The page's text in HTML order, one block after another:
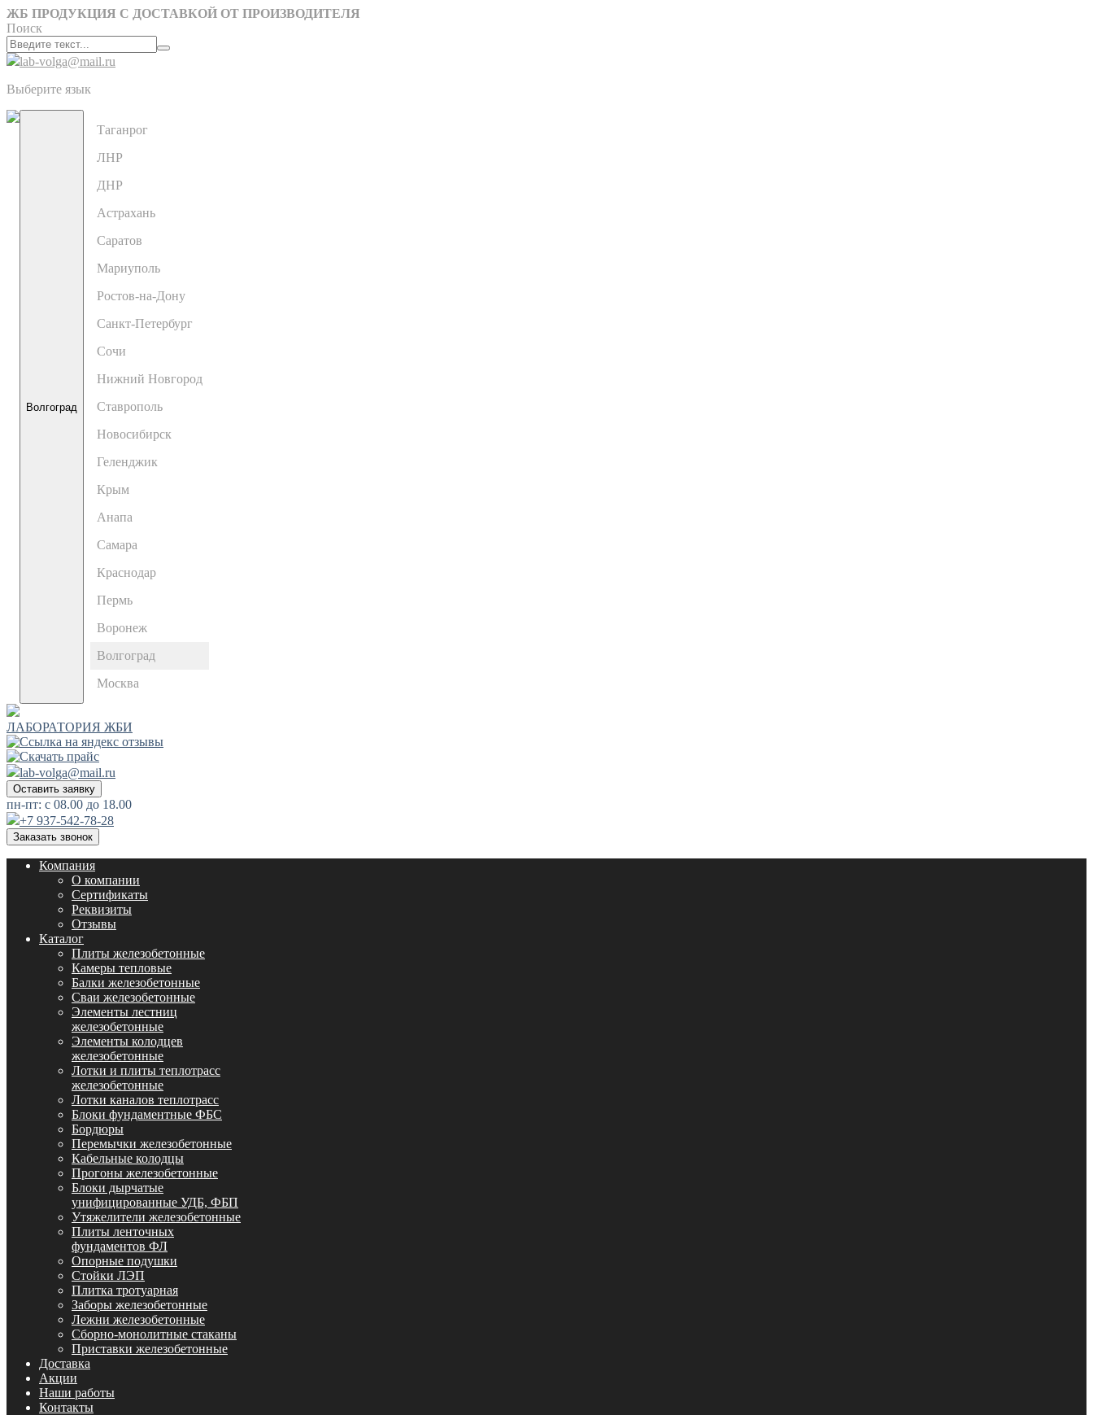
ЖБ ПРОДУКЦИЯ С ДОСТАВКОЙ ОТ ПРОИЗВОДИТЕЛЯ
Поиск
lab-volga@mail.ru
Выберите язык
Волгоград
Таганрог
ЛНР
ДНР
Астрахань
Саратов
Мариуполь
Ростов-на-Дону
Санкт-Петербург
Сочи
Нижний Новгород
Ставрополь
Новосибирск
Геленджик
Крым
Анапа
Самара
Краснодар
Пермь
Воронеж
Волгоград
Москва
ЛАБОРАТОРИЯ ЖБИ
lab-volga@mail.ru
Оставить заявку
пн-пт: с 08.00 до 18.00
+7 937-542-78-28
Заказать звонок
Компания
О компании
Сертификаты
Реквизиты
Отзывы
Каталог
Плиты железобетонные
Камеры тепловые
Балки железобетонные
Сваи железобетонные
Элементы лестниц
железобетонные
Элементы колодцев
железобетонные
Лотки и плиты теплотрасс
железобетонные
Лотки каналов теплотрасс
Блоки фундаментные ФБС
Бордюры
Перемычки железобетонные
Кабельные колодцы
Прогоны железобетонные
Блоки дырчатые
унифицированные УДБ, ФБП
Утяжелители железобетонные
Плиты ленточных
фундаментов ФЛ
Опорные подушки
Стойки ЛЭП
Плитка тротуарная
Заборы железобетонные
Лежни железобетонные
Сборно-монолитные стаканы
Приставки железобетонные
Доставка
Акции
Наши работы
Контакты